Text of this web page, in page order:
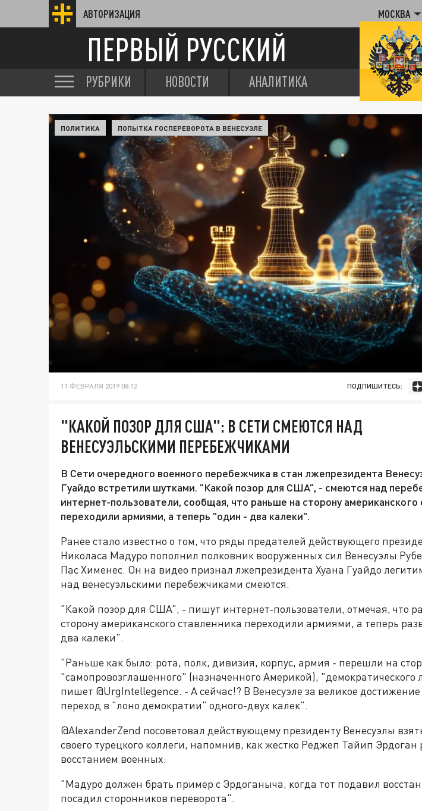
АВТОРИЗАЦИЯ МОСКВА
ПЕРВЫЙ РУССКИЙ
РУБРИКИ НОВОСТИ АНАЛИТИКА
ПОЛИТИКА ПОПЫТКА ГОСПЕРЕВОРОТА В ВЕНЕСУЭЛЕ
11 ФЕВРАЛЯ 2019 08:12 ПОДПИШИТЕСЬ:
"КАКОЙ ПОЗОР ДЛЯ США": В СЕТИ СМЕЮТСЯ НАД
ВЕНЕСУЭЛЬСКИМИ ПЕРЕБЕЖЧИКАМИ
В Сети очередного военного перебежчика в стан лжепрезидента
Гуайдо встретили шутками. "Какой позор для США", - смеются над
интернет-пользователи, сообщая, что раньше на сторону американского
переходили армиями, а теперь "один - два калеки".
Ранее стало известно о том, что ряды предателей действующего
Николаса Мадуро пополнил полковник вооруженных сил Венесуэлы
Пас Хименес. Он на видео признал лжепрезидента Хуана Гуайдо
над венесуэльскими перебежчиками смеются.
"Какой позор для США", - пишут интернет-пользователи, отмечая, что
сторону американского ставленника переходили армиями, а теперь
два калеки".
"Раньше как было: рота, полк, дивизия, корпус, армия - перешли на
"самопровозглашенного" (назначенного Америкой), "демократического
пишет @UrgIntellegence. - А сейчас!? В Венесуэле за великое достижение
переход в "лоно демократии" одного-двух калек".
@AlexanderZend посоветовал действующему президенту Венесуэлы
своего турецкого коллеги, напомнив, как жестко Реджеп Тайип Эрдоган
восстанием военных:
"Мадуро должен брать пример с Эрдоганыча, когда тот подавил
посадил сторонников переворота".